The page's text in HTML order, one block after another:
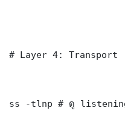
# Layer 4: Transport
ss -tlnp # ดู